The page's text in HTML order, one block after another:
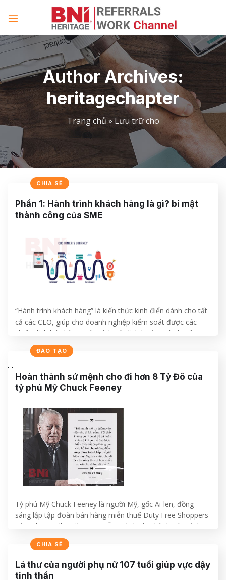
Author Archives:
heritagechapter
Trang chủ »Lưu trữ cho
CHIA SẺ
Phần 1: Hành trình khách hàng là gì? bí mật
thành công của SME
“Hành trình khách hàng” là kiến thức kinh điển dành cho tất
cả các CEO, giúp cho doanh nghiệp kiểm soát được các
chiến dịch bán hàng một cách có định hướng và chuyên
nghiệp.
NHẬT KÝ
CHIA SẺ
ĐÀO TẠO
Hoàn thành sứ mệnh cho đi hơn 8 Tỷ Đô của
tỷ phú Mỹ Chuck Feeney
Tỷ phú Mỹ Chuck Feeney là người Mỹ, gốc Ai-len, đồng
sáng lập tập đoàn bán hàng miễn thuế Duty Free Shoppers
với Robert Miller năm 1960. Ông đã hoàn thành sứ mệnh
của cuộc đời mình là cho đi hơn 8 tỷ Đô vào tháng 9 năm
2019 khi 89 tuổi
CONTINUE READING
CHIA SẺ
Lá thư của người phụ nữ 107 tuổi giúp vực dậy
tinh thần